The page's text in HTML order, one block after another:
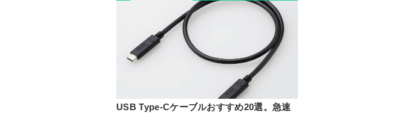
USB Type-Cケーブルおすすめ20選。急速